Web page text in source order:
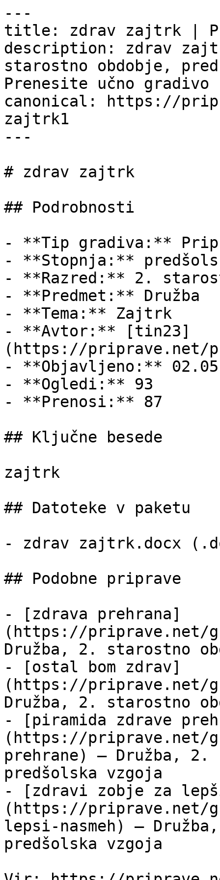
---
title: zdrav zajtrk |
description: zdrav
starostno obdobje,
Prenesite učno
canonical: https://
zajtrk1
---
# zdrav zajtrk
## Podrobnosti
- **Tip gradiva:**
- **Stopnja:**
- **Razred:** 2.
- **Predmet:** Družba
- **Tema:** Zajtrk
- **Avtor:** [tin23]
(https://
- **Objavljeno:**
- **Ogledi:** 93
- **Prenosi:** 87
## Ključne besede
zajtrk
## Datoteke v paketu
- zdrav zajtrk.docx
## Podobne priprave
- [zdrava prehrana]
(https://priprave.net/
Družba, 2. starostno
- [ostal bom zdrav]
(https://priprave.net/
Družba, 2. starostno
- [piramida zdrave
(https://priprave.net/
prehrane) — Družba, 2.
predšolska vzgoja
- [zdravi zobje za
(https://priprave.net/
lepsi-nasmeh) —
predšolska vzgoja